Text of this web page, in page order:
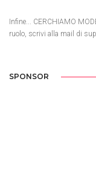
Infine... CERCHIAMO
ruolo, scrivi alla mail di
SPONSOR